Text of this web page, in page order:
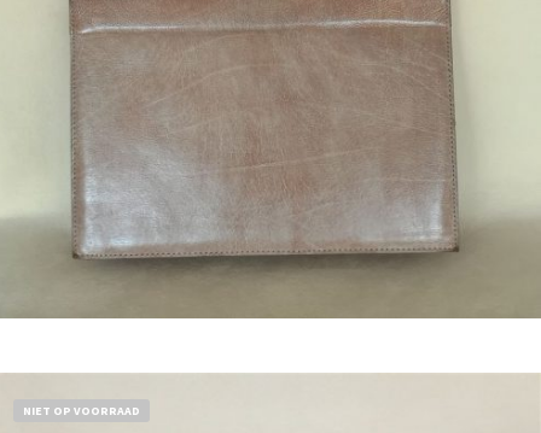
NIET OP VOORRAAD